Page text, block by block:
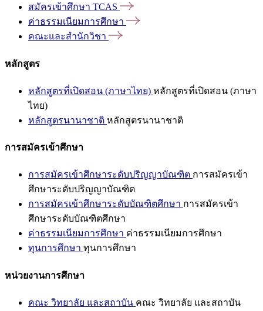
สมัครเข้าศึกษา TCAS
ค่าธรรมเนียมการศึกษา
คณะและสำนักวิชา
หลักสูตร
หลักสูตรที่เปิดสอน (ภาษาไทย) หลักสูตรที่เปิดสอน (ภาษา
ไทย)
หลักสูตรนานาชาติ หลักสูตรนานาชาติ
การสมัครเข้าศึกษา
การสมัครเข้าศึกษาระดับปริญญาบัณฑิต การสมัครเข้า
ศึกษาระดับปริญญาบัณฑิต
การสมัครเข้าศึกษาระดับบัณฑิตศึกษา การสมัครเข้า
ศึกษาระดับบัณฑิตศึกษา
ค่าธรรมเนียมการศึกษา ค่าธรรมเนียมการศึกษา
ทุนการศึกษา ทุนการศึกษา
หน่วยงานการศึกษา
คณะ วิทยาลัย และสถาบัน คณะ วิทยาลัย และสถาบัน